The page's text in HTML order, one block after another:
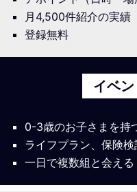
月4,500件紹介の実績
登録無料
イベ
0-3歳のお子さまを持
ライフプラン、保険
一日で複数組と会える